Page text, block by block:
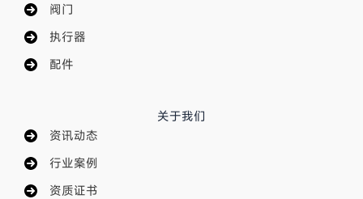
阀门
执行器
配件
关于我们
资讯动态
行业案例
资质证书